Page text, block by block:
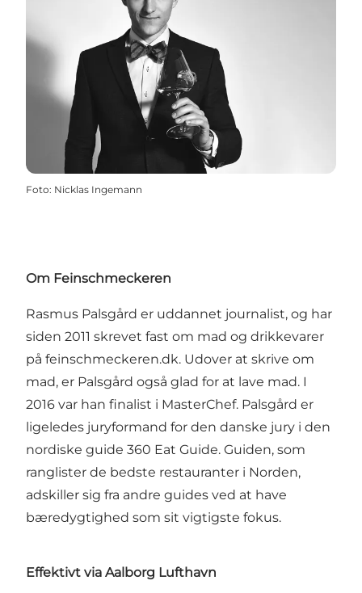
Foto: Nicklas Ingemann
Om Feinschmeckeren
Rasmus Palsgård er uddannet journalist, og har
siden 2011 skrevet fast om mad og drikkevarer
på feinschmeckeren.dk. Udover at skrive om
mad, er Palsgård også glad for at lave mad. I
2016 var han finalist i MasterChef. Palsgård er
ligeledes juryformand for den danske jury i den
nordiske guide 360 Eat Guide. Guiden, som
ranglister de bedste restauranter i Norden,
adskiller sig fra andre guides ved at have
bæredygtighed som sit vigtigste fokus.
Effektivt via Aalborg Lufthavn